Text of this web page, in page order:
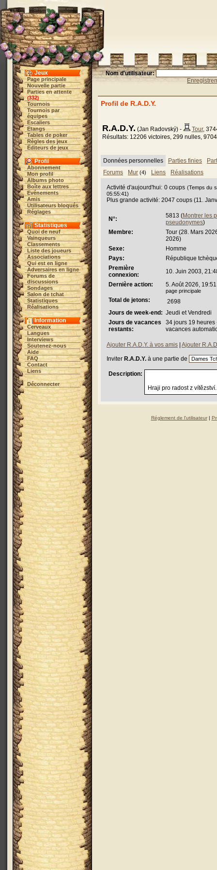
Jeux
Page principale
Nouvelle partie
Parties en attente
(332)
Tournois
Tournois par
équipes
Escaliers
Etangs
Tables de poker
Règles des jeux
Éditeurs de jeux
Profil
Abonnement
Mon profil
Albums photo
Boîte aux lettres
Evénements
Amis
Utilisateurs bloqués
Réglages
Statistiques
Quoi de neuf
Vainqueurs
Classements
Liste des joueurs
Associations
Qui est en ligne
Adversaires en ligne
Forums de
discussions
Sondages
Salon de tchat
Statistiques
Réalisations
Information
Cerveaux
Langues
Interviews
Soutenez-nous
Aide
FAQ
Contact
Liens
Déconnecter
Nom d'utilisateur:
Profil de R.A.D.Y.
R.A.D.Y. (Jan Radovský) - Tour,
Résultats: 12206 victoires, 299 nulles,
Données personnelles Parties finies
Forums
Mur (4) Liens Réalisations
Activité d'aujourd'hui: 0 coups (Temps du
05:55:41)
Plus grande activité: 2047 coups (11.
N°: 5813 (Montrer les
pseudonymes)
Membre:
Tour (28. Mars
2026)
Sexe:
Homme
Pays:
République
Première
connexion:
10. Juin 2003,
Dernière action:
5. Août 2026,
page principale
Total de jetons:
2698
Jours de week-end: Jeudi et Vendredi
Jours de vacances
restants:
34 jours 19 heures
vacances
Ajouter R.A.D.Y. à vos amis Ajouter
Inviter R.A.D.Y. à une partie de
Description:
Hraji pro radost z
Réglement de l'utilisateur|